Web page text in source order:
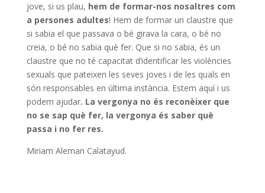
jove, si us plau, hem de formar-nos nosaltres com
a persones adultes! Hem de formar un claustre que
si sabia el que passava o bé girava la cara, o bé no
creia, o bé no sabia què fer. Que si no sabia, és un
claustre que no té capacitat d’identificar les violències
sexuals que pateixen les seves joves i de les quals en
són responsables en última instància. Estem aquí i us
podem ajudar. La vergonya no és reconèixer que
no se sap què fer, la vergonya és saber què
passa i no fer res.
Miriam Aleman Calatayud.